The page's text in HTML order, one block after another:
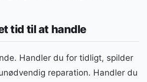
tid til at handle
Handler du for tidligt, spilder
reparation. Handler du